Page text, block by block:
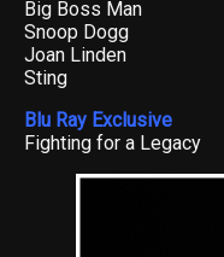
Big Boss Man
Snoop Dogg
Joan Linden
Sting
Blu Ray Exclusive
Fighting for a Legacy